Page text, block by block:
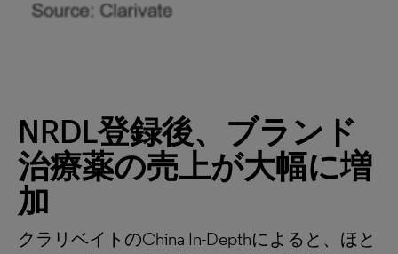
NRDL登録後、ブランド
治療薬の売上が大幅に増
加
クラリベイトのChina In-Depthによると、ほと